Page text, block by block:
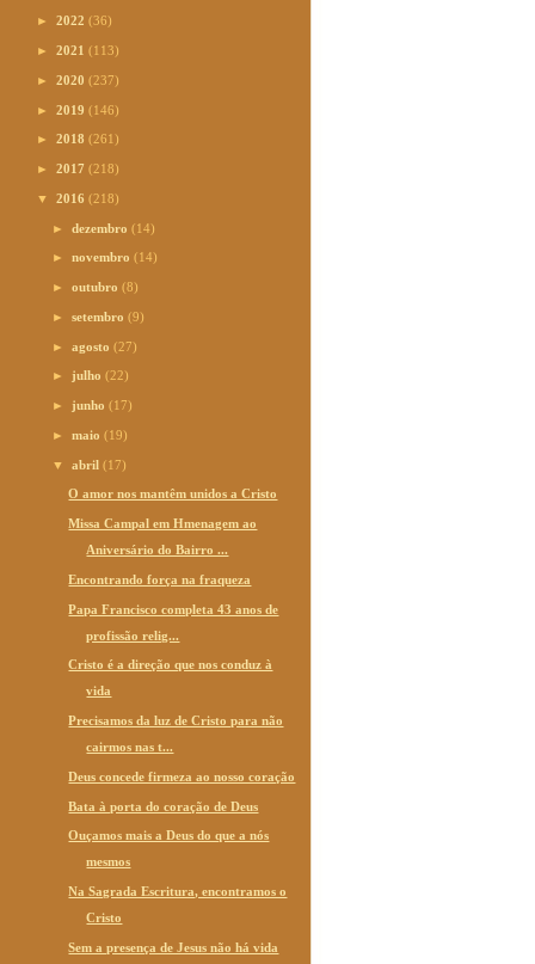
► 2022 (36)
► 2021 (113)
► 2020 (237)
► 2019 (146)
► 2018 (261)
► 2017 (218)
▼ 2016 (218)
►dezembro(14)
►novembro(14)
►outubro(8)
►setembro(9)
►agosto(27)
► julho(22)
► junho(17)
►maio(19)
▼abril(17)
O amor nos mantêm unidos a Cristo
Missa Campal em Hmenagem ao
Aniversário do Bairro ...
Encontrando força na fraqueza
Papa Francisco completa 43 anos de
profissão relig...
Cristo é a direção que nos conduz à
vida
Precisamos da luz de Cristo para não
cairmos nas t...
Deus concede firmeza ao nosso coração
Bata à porta do coração de Deus
Ouçamos mais a Deus do que a nós
mesmos
Na Sagrada Escritura, encontramos o
Cristo
Sem a presença de Jesus não há vida